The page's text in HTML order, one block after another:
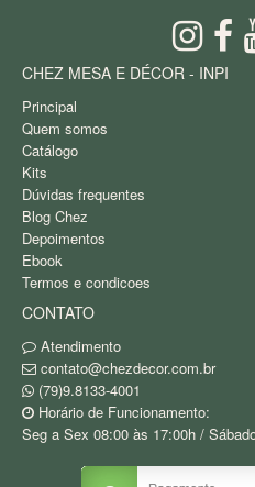
CHEZ MESA E DÉCOR - INPI
Principal
Quem somos
Catálogo
Kits
Dúvidas frequentes
Blog Chez
Depoimentos
Ebook
Termos e condicoes
CONTATO
Atendimento
contato@chezdecor.com.br
(79)9.8133-4001
Horário de Funcionamento:
Seg a Sex 08:00 às 17:00h /